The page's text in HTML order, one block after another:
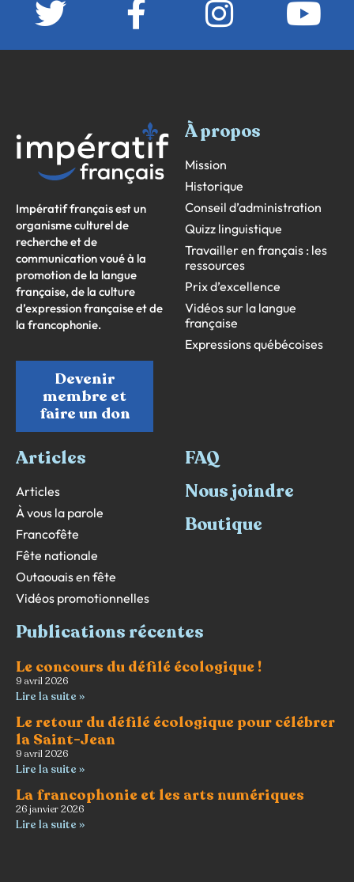
Impératif français est un
organisme culturel de
recherche et de
communication voué à la
promotion de la langue
française, de la culture
d’expression française et de
la francophonie.
Devenir
membre et
faire un don
À propos
Mission
Historique
Conseil d’administration
Quizz linguistique
Travailler en français : les
ressources
Prix d’excellence
Vidéos sur la langue
française
Expressions québécoises
Articles
Articles
À vous la parole
Francofête
Fête nationale
Outaouais en fête
Vidéos promotionnelles
FAQ
Nous joindre
Boutique
Publications récentes
Le concours du défilé écologique !
9 avril 2026
Lire la suite »
Le retour du défilé écologique pour célébrer
la Saint-Jean
9 avril 2026
Lire la suite »
La francophonie et les arts numériques
26 janvier 2026
Lire la suite »